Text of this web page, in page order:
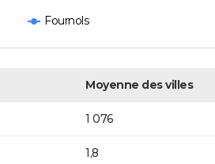
Fournols
Moyenne des villes
1 076
1,8